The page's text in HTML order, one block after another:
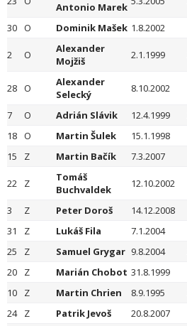
Antonio Marek
30 O Dominik Mašek 1.8.2002
2 O
Alexander
Mojžiš
2.1.1999
28 O
Alexander
Selecký
8.10.2002
7 O Adrián Slávik 12.4.1999
18 O Martin Šulek 15.1.1998
15
Z Martin Bačík 7.3.2007
22 Z
Tomáš
Buchvaldek
12.10.2002
3 Z Peter Doroš 14.12.2008
31
Z Lukáš Fila 7.1.2004
25
Z Samuel Grygar 9.8.2004
20
Z Marián Chobot 31.8.1999
10
Z Martin Chrien 8.9.1995
24
Z Patrik Jevoš 20.8.2007